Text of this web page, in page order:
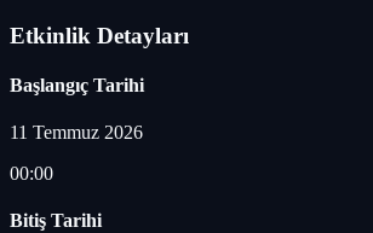
Etkinlik Detayları
Başlangıç Tarihi
11 Temmuz 2026
00:00
Bitiş Tarihi